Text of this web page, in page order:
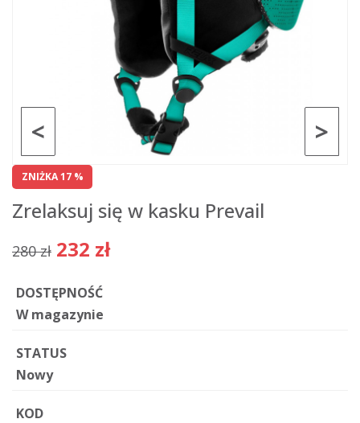
>
<
ZNIŻKA 17 %
Zrelaksuj się w kasku Prevail
280 zł 232 zł
DOSTĘPNOŚĆ
W magazynie
STATUS
Nowy
KOD